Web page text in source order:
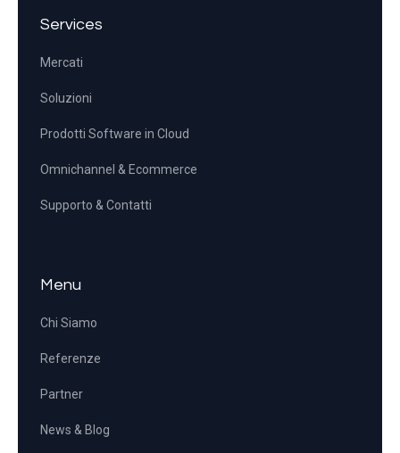
Services
Mercati
Soluzioni
Prodotti Software in Cloud
Omnichannel & Ecommerce
Supporto & Contatti
Menu
Chi Siamo
Referenze
Partner
News & Blog